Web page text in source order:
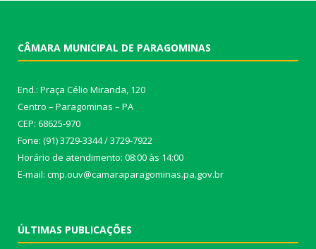
CÂMARA MUNICIPAL DE PARAGOMINAS
End.: Praça Célio Miranda, 120
Centro – Paragominas – PA
CEP: 68625-970
Fone: (91) 3729-3344 / 3729-7922
Horário de atendimento: 08:00 às 14:00
E-mail: cmp.ouv@camaraparagominas.pa.gov.br
ÚLTIMAS PUBLICAÇÕES